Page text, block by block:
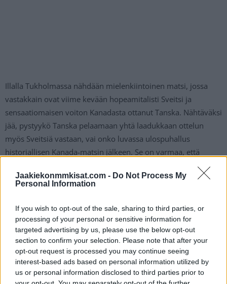
Jaakiekonmmkisat.com - Do Not Process My
Personal Information
If you wish to opt-out of the sale, sharing to third parties, or
processing of your personal or sensitive information for
targeted advertising by us, please use the below opt-out
section to confirm your selection. Please note that after your
opt-out request is processed you may continue seeing
interest-based ads based on personal information utilized by
us or personal information disclosed to third parties prior to
Illalla Tukholmassa nähdään mielenkiintoinen matsi, jossa
vastakkain ovat viime kevään hopeamitalisti Sveitsi ja
sensaatiomaisen voiton Kanadasta ottanut Tanska. Nähtäväksi
jää, pystyykö Tanska pelaamaan yhtä laadukkaan ottelun
myös Sveitsiä vastaan, vai onko luvassa ulospuhallus
historiallisen Kanada-matsin jälkeen. Se on varmaa, että
paikalle saapuu runsas määrä tanskalaisfania todistamaan
maan kiekkohistorian ensimmäistä MM-välierää.
MM-kisaohjelma lauantaina 24.5.
15:20 Ruotsi – USA
19:20 Sveitsi – Tanska